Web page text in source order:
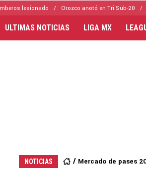
lesionado Orozco anotó en Tri Sub-20
ULTIMAS NOTICIAS LIGA MX
NOTICIAS Mercado de pases